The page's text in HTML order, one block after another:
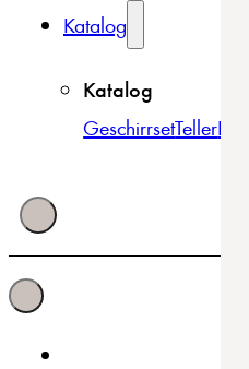
Katalog
Katalog
GeschirrsetTeller